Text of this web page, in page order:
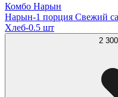
Комбо Нарын
Нарын-1 порция Свежий
Хлеб-0.5 шт
2